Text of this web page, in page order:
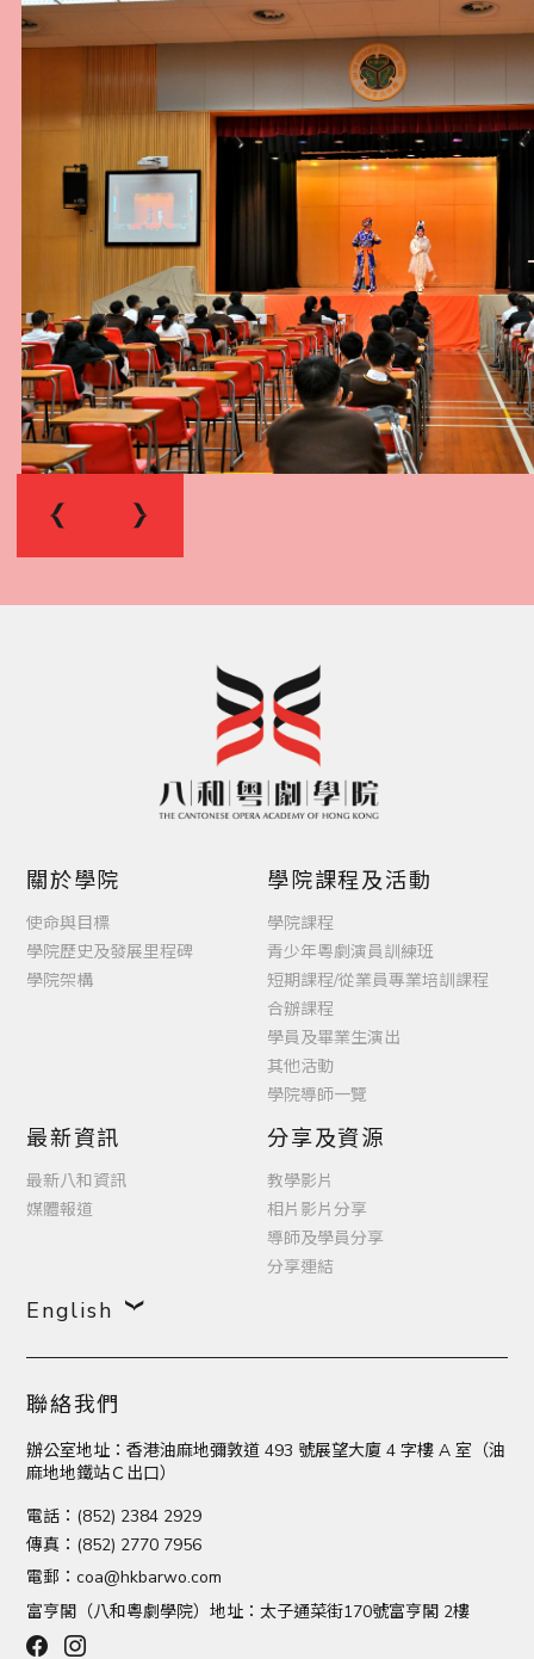
關於學院
使命與目標
學院歷史及發展里程碑
學院架構
學院課程及活動
學院課程
青少年粵劇演員訓練班
短期課程/從業員專業培訓課程
合辦課程
學員及畢業生演出
其他活動
學院導師一覽
最新資訊
最新八和資訊
媒體報道
分享及資源
教學影片
相片影片分享
導師及學員分享
分享連結
English
聯絡我們
辦公室地址：香港油麻地彌敦道 493 號展望大廈 4 字樓 A 室（油
麻地地鐵站Ｃ出口）
電話：(852) 2384 2929
傳真：(852) 2770 7956
電郵： coa@hkbarwo.com
富亨閣（八和粵劇學院）地址：太子通菜街170號富亨閣 2樓